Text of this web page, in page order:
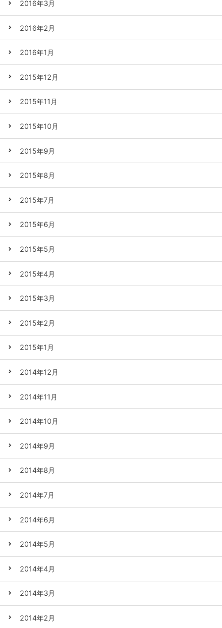
2016年3月
2016年2月
2016年1月
2015年12月
2015年11月
2015年10月
2015年9月
2015年8月
2015年7月
2015年6月
2015年5月
2015年4月
2015年3月
2015年2月
2015年1月
2014年12月
2014年11月
2014年10月
2014年9月
2014年8月
2014年7月
2014年6月
2014年5月
2014年4月
2014年3月
2014年2月